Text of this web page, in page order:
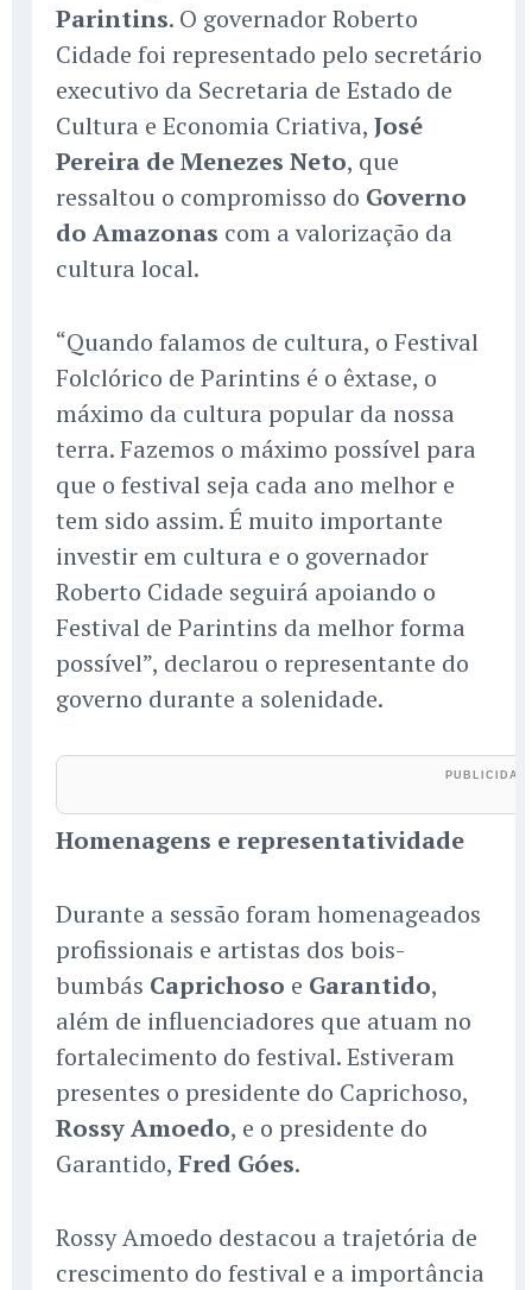
Parintins. O governador Roberto
Cidade foi representado pelo secretário
executivo da Secretaria de Estado de
Cultura e Economia Criativa, José
Pereira de Menezes Neto, que
ressaltou o compromisso do Governo
do Amazonas com a valorização da
cultura local.
“Quando falamos de cultura, o Festival
Folclórico de Parintins é o êxtase, o
máximo da cultura popular da nossa
terra. Fazemos o máximo possível para
que o festival seja cada ano melhor e
tem sido assim. É muito importante
investir em cultura e o governador
Roberto Cidade seguirá apoiando o
Festival de Parintins da melhor forma
possível”, declarou o representante do
governo durante a solenidade.
Homenagens e representatividade
Durante a sessão foram homenageados
profissionais e artistas dos bois-
bumbás Caprichoso e Garantido,
além de influenciadores que atuam no
fortalecimento do festival. Estiveram
presentes o presidente do Caprichoso,
Rossy Amoedo, e o presidente do
Garantido, Fred Góes.
Rossy Amoedo destacou a trajetória de
crescimento do festival e a importância